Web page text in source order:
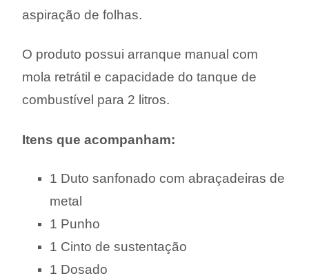
aspiração de folhas.
O produto possui arranque manual com
mola retrátil e capacidade do tanque de
combustível para 2 litros.
Itens que acompanham:
1 Duto sanfonado com abraçadeiras de
metal
1 Punho
1 Cinto de sustentação
1 Dosado